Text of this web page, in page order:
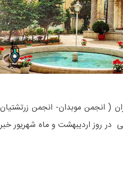
( انجمن موبدان- انجمن زرتشتیان
در روز اردیبهشت و ماه شهریور خبر